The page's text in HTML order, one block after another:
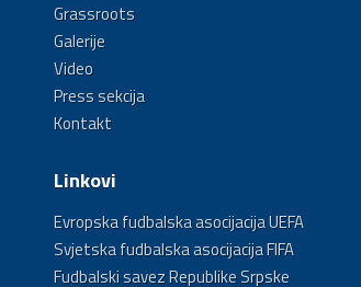
Grassroots
Galerije
Video
Press sekcija
Kontakt
Linkovi
Evropska fudbalska asocijacija UEFA
Svjetska fudbalska asocijacija FIFA
Fudbalski savez Republike Srpske